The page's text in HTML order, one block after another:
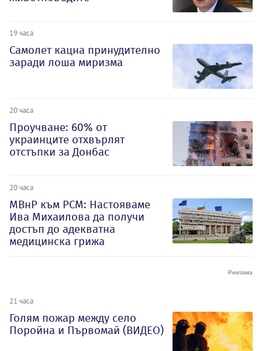
19 часа
Самолет кацна принудително
заради лоша миризма
20 часа
Проучване: 60% от
украинците отхвърлят
отстъпки за Донбас
20 часа
МВнР към РСМ: Настояваме
Ива Михаилова да получи
достъп до адекватна
медицинска грижа
21 часа
Голям пожар между село
Поройна и Първомай (ВИДЕО)